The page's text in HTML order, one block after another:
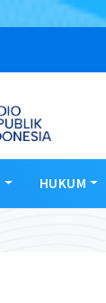
HUKUM